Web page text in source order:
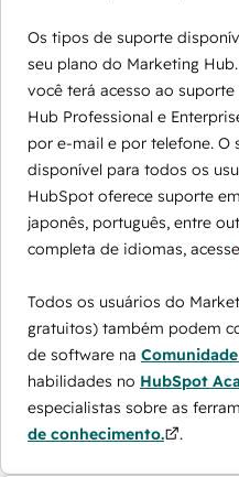
Os tipos de suporte
seu plano do Marketing
você terá acesso ao
Hub Professional e
por e-mail e por telefone. O
disponível para todos os
HubSpot oferece suporte
japonês, português, entre
completa de idiomas, acesse
Todos os usuários do
gratuitos) também podem
de software na
habilidades no HubSpot
especialistas sobre as
de conhecimento.
.